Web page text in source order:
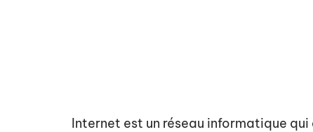
Internet est un réseau informatique